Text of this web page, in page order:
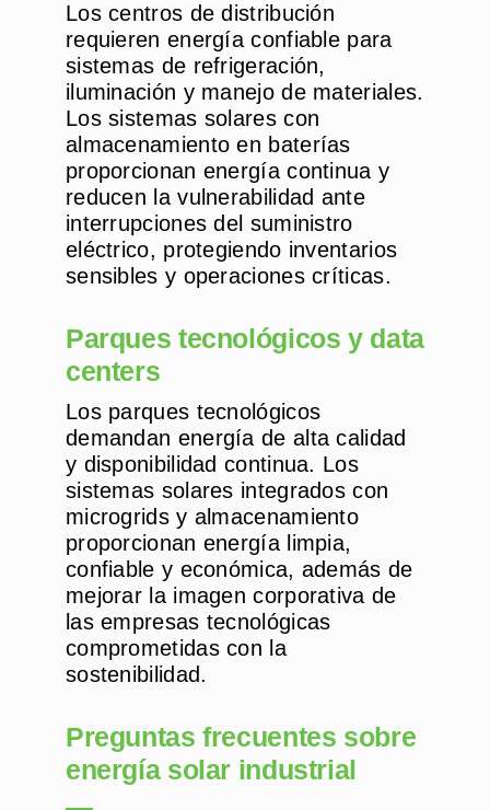
Los centros de distribución
requieren energía confiable para
sistemas de refrigeración,
iluminación y manejo de materiales.
Los sistemas solares con
almacenamiento en baterías
proporcionan energía continua y
reducen la vulnerabilidad ante
interrupciones del suministro
eléctrico, protegiendo inventarios
sensibles y operaciones críticas.
Parques tecnológicos y data
centers
Los parques tecnológicos
demandan energía de alta calidad
y disponibilidad continua. Los
sistemas solares integrados con
microgrids y almacenamiento
proporcionan energía limpia,
confiable y económica, además de
mejorar la imagen corporativa de
las empresas tecnológicas
comprometidas con la
sostenibilidad.
Preguntas frecuentes sobre
energía solar industrial